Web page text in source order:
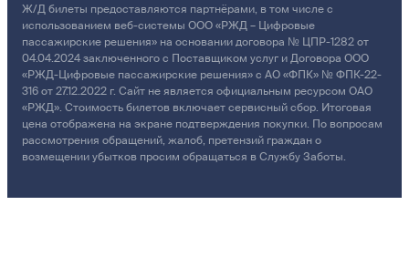
Ж/Д билеты предоставляются партнёрами, в том числе с
использованием веб-системы ООО «РЖД – Цифровые
пассажирские решения» на основании договора № ЦПР-1282 от
04.04.2024 заключенного с Поставщиком услуг и Договора ООО
«РЖД-Цифровые пассажирские решения» с АО «ФПК» № ФПК-22-
316 от 27.12.2022 г. Сайт не является официальным ресурсом ОАО
«РЖД». Стоимость билетов включает сервисный сбор. Итоговая
цена отображена на экране подтверждения покупки. По вопросам
рассмотрения обращений, жалоб, претензий граждан о
возмещении убытков просим обращаться в Службу Заботы.